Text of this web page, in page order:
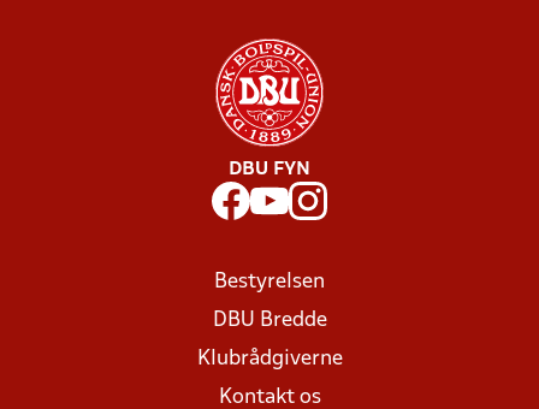
DBU FYN
Bestyrelsen
DBU Bredde
Klubrådgiverne
Kontakt os